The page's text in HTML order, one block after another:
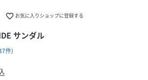
favorite_border お気に入りショップに登録する
サンダル
件)